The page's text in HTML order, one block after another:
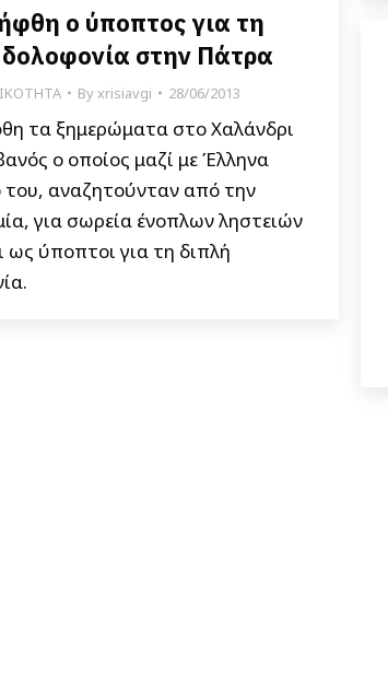
ο ύποπτος για τη
στην Πάτρα
Byxrisiavgi 28/06/2013
τα ξημερώματα στο Χαλάνδρι
ο οποίος μαζί με Έλληνα
του, αναζητούνταν από την
για σωρεία ένοπλων ληστειών
ως ύποπτοι για τη διπλή